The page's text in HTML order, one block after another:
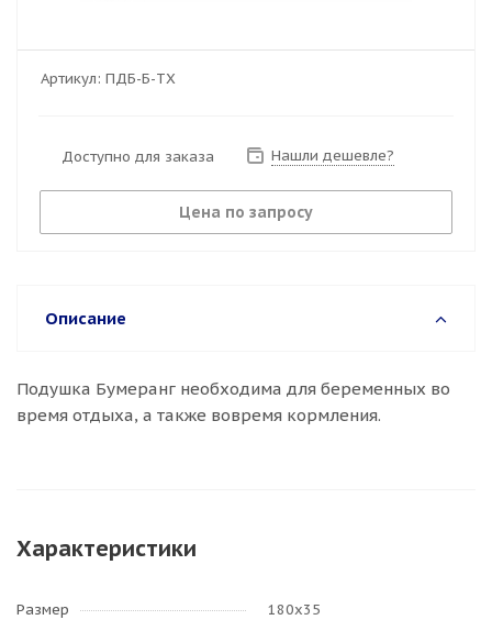
Артикул: ПДБ-Б-ТХ
Доступно для заказа Нашли дешевле?
Цена по запросу
Описание
Подушка Бумеранг необходима для беременных во
время отдыха, а также вовремя кормления.
Характеристики
Размер 180х35